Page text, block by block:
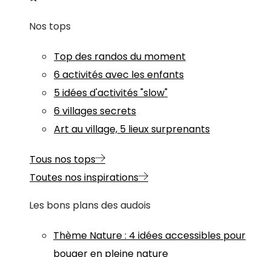
Nos tops
Top des randos du moment
6 activités avec les enfants
5 idées d'activités "slow"
6 villages secrets
Art au village, 5 lieux surprenants
Tous nos tops
Toutes nos inspirations
Les bons plans des audois
Thème Nature: 4 idées accessibles pour
bouger en pleine nature